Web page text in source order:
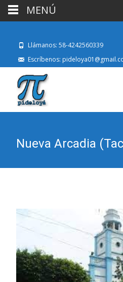
Llámanos: 58-4242560339
Escríbenos:
Nueva Arcadia
MENÚ